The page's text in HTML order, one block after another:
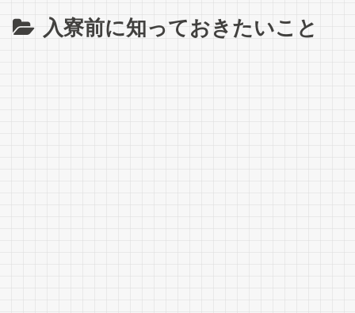
入寮前に知っておきたいこと